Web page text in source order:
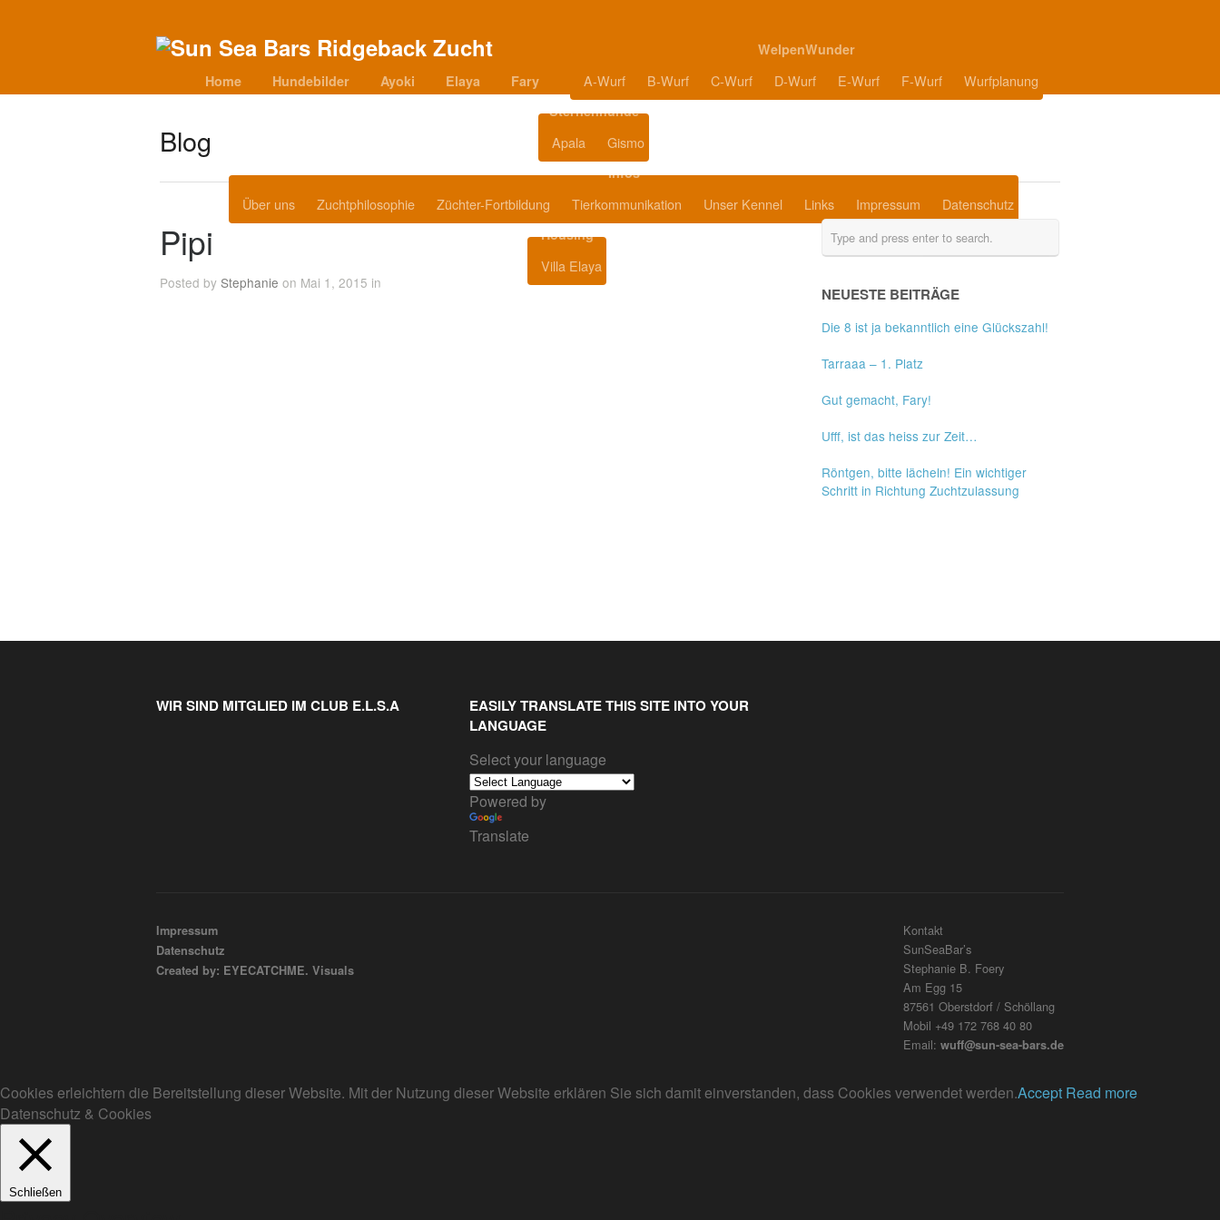
Home Hundebilder Ayoki Elaya Fary
WelpenWunder
A-Wurf B-Wurf C-Wurf D-Wurf E-Wurf F-Wurf Wurfplanung
Sternenhunde
Apala Gismo
Infos
Über uns Zuchtphilosophie Züchter-Fortbildung Tierkommunikation Unser Kennel Links Impressum Datenschutz
Housing
Villa Elaya
Blog
Pipi
Posted by Stephanie on Mai 1, 2015 in
NEUESTE BEITRÄGE
Die 8 ist ja bekanntlich eine Glückszahl!
Tarraaa – 1. Platz
Gut gemacht, Fary!
Ufff, ist das heiss zur Zeit…
Röntgen, bitte lächeln! Ein wichtiger
Schritt in Richtung Zuchtzulassung
WIR SIND MITGLIED IM CLUB E.L.S.A
EASILY TRANSLATE THIS SITE INTO YOUR
LANGUAGE
Select your language
Powered by
Translate
Impressum
Datenschutz
Created by: EYECATCHME. Visuals
Kontakt
SunSeaBar’s
Stephanie B. Foery
Am Egg 15
87561 Oberstdorf / Schöllang
Mobil +49 172 768 40 80
Email: wuff@sun-sea-bars.de
Cookies erleichtern die Bereitstellung dieser Website. Mit der Nutzung dieser Website erklären Sie sich damit einverstanden, dass Cookies verwendet werden.Accept Read more
Datenschutz & Cookies
Schließen